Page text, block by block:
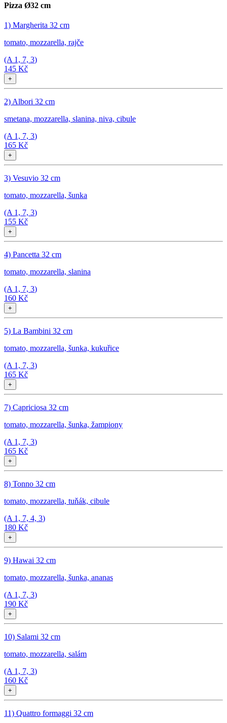
Pizza Ø32 cm
1) Margherita 32 cm
tomato, mozzarella, rajče
(A 1, 7, 3)
145 Kč
+
2) Albori 32 cm
smetana, mozzarella, slanina, niva, cibule
(A 1, 7, 3)
165 Kč
+
3) Vesuvio 32 cm
tomato, mozzarella, šunka
(A 1, 7, 3)
155 Kč
+
4) Pancetta 32 cm
tomato, mozzarella, slanina
(A 1, 7, 3)
160 Kč
+
5) La Bambini 32 cm
tomato, mozzarella, šunka, kukuřice
(A 1, 7, 3)
165 Kč
+
7) Capriciosa 32 cm
tomato, mozzarella, šunka, žampiony
(A 1, 7, 3)
165 Kč
+
8) Tonno 32 cm
tomato, mozzarella, tuňák, cibule
(A 1, 7, 4, 3)
180 Kč
+
9) Hawai 32 cm
tomato, mozzarella, šunka, ananas
(A 1, 7, 3)
190 Kč
+
10) Salami 32 cm
tomato, mozzarella, salám
(A 1, 7, 3)
160 Kč
+
11) Quattro formaggi 32 cm